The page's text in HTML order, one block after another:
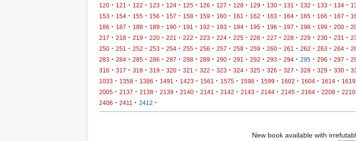
120 · 121 · 122 · 123 · 124 · 125 · 126 · 127 · 128 · 129 · 130 · 131 · 132 · 133 · 134 ·
153 · 154 · 155 · 156 · 157 · 158 · 159 · 160 · 161 · 162 · 163 · 164 · 165 · 166 · 167 ·
186 · 187 · 188 · 189 · 190 · 191 · 192 · 193 · 194 · 195 · 196 · 197 · 198 · 199 · 200 ·
217 · 218 · 219 · 220 · 221 · 222 · 223 · 224 · 225 · 226 · 227 · 228 · 229 · 230 · 231 ·
250 · 251 · 252 · 253 · 254 · 255 · 256 · 257 · 258 · 259 · 260 · 261 · 262 · 263 · 264 ·
283 · 284 · 285 · 286 · 287 · 288 · 289 · 290 · 291 · 292 · 293 · 294 · 295 · 296 · 297 ·
316 · 317 · 318 · 319 · 320 · 321 · 322 · 323 · 324 · 325 · 326 · 327 · 328 · 329 · 330 ·
1033 · 1358 · 1386 · 1491 · 1423 · 1561 · 1575 · 1598 · 1599 · 1602 · 1604 · 1614 · 1619
2005 · 2137 · 2138 · 2139 · 2140 · 2141 · 2142 · 2143 · 2144 · 2145 · 2164 · 2208 · 2210
2406 · 2411 · 2412 ·
New book available with